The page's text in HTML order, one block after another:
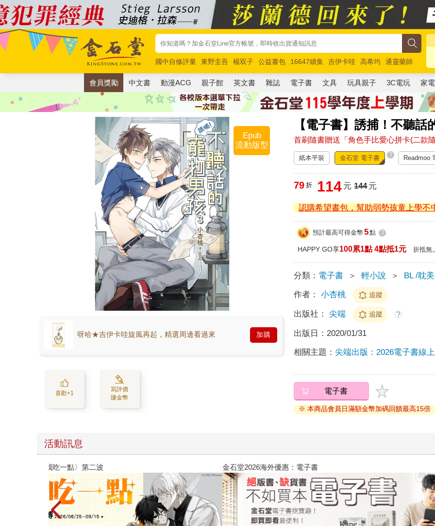
國中自修評量 東野圭吾 楊双子 公益書包 16647續集 吉伊卡哇 高希均
通靈藥師
唯紅花綻放
奧德賽 路邊攤新作 馬斯克 玩具總動員5 超慢跑
會員獎勵 中文書 動漫ACG 親子館 英文書 雜誌 電子書 文具 玩具親子 3C電玩 家電
【電子書】誘捕！不聽話
首刷隨書贈送「角色手比愛心拼卡(二款
Epub
流動版型
呀哈★吉伊卡哇旋風再起，精選周邊看過來 加購
喜歡+1
寫評價
賺金幣
紙本平裝 金石堂 電子書 ? Readmoo
79 折 114 元 144元
認購希望書包，幫助弱勢孩童上學不
預計最高可得金幣 5點 ?
HAPPY GO享100累1點 4點抵1元 折抵無
分類： 電子書 ＞ 輕小說 ＞ BL /耽美
作者： 小杏桃 追蹤
出版社： 尖端 追蹤 ?
出版日： 2020/01/31
相關主題： 尖端出版：2026電子書線
電子書
※ 本商品會員日滿額金幣加碼回饋最高15倍
活動訊息
攻殼機動隊 (1995) 4K數位修復版